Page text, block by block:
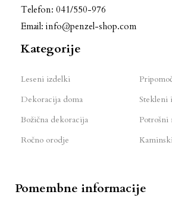
Telefon: 041/550-976
Email: info@penzel-shop.com
Kategorije
Leseni izdelki
Dekoracija doma
Božična dekoracija
Ročno orodje
Stekleni
Potrošni
Pomembne informacije